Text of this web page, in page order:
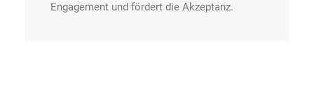
Engagement und fördert die Akzeptanz.